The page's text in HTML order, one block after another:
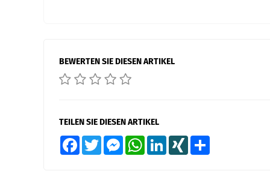
BEWERTEN SIE DIESEN ARTIKEL
TEILEN SIE DIESEN ARTIKEL
FacebookTwitter MessengerWhatsAppLinkedInXING